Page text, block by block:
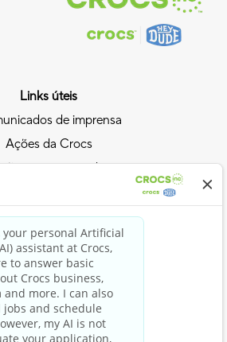
Links úteis
de imprensa
Ações da Crocs
com investidores
na onda da Crocs
no Clube Crocs
Compre agora
Comprar Crocs